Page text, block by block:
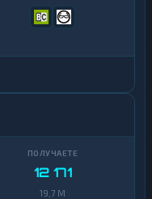
12 171
19,7 M